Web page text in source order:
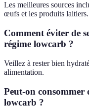
Les meilleures sources
œufs et les produits laitiers.
Comment éviter de
régime lowcarb ?
Veillez à rester bien
alimentation.
Peut-on consommer
lowcarb ?